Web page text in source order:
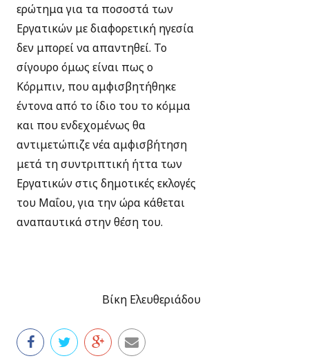
ερώτημα για τα ποσοστά των
Εργατικών με διαφορετική ηγεσία
δεν μπορεί να απαντηθεί. Το
σίγουρο όμως είναι πως ο
Κόρμπιν, που αμφισβητήθηκε
έντονα από το ίδιο του το κόμμα
και που ενδεχομένως θα
αντιμετώπιζε νέα αμφισβήτηση
μετά τη συντριπτική ήττα των
Εργατικών στις δημοτικές εκλογές
του Μαΐου, για την ώρα κάθεται
αναπαυτικά στην θέση του.
Βίκη Ελευθεριάδου